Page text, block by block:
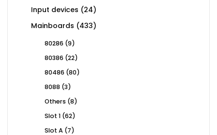
Input devices 2424
Mainboards 433433
80286 99
80386 2222
80486 8080
8088 33
Others 88
Slot 1 6262
Slot A 77